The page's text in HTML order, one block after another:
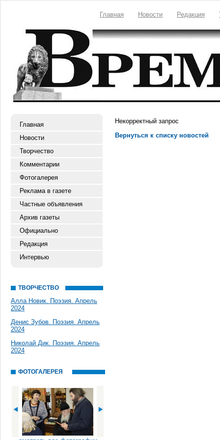
Главная Новости Редакция
Главная
Новости
Творчество
Комментарии
Фотогалерея
Реклама в газете
Частные объявления
Архив газеты
Официально
Редакция
Интервью
ТВОРЧЕСТВО
Алла Новик. Поэзия. Апрель
2024
Денис Зубов. Поэзия. Апрель
2024
Николай Дик. Поэзия. Апрель
2024
ФОТОГАЛЕРЕЯ
Некорректный запрос
Вернуться к списку новостей